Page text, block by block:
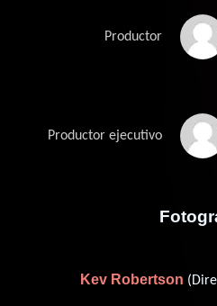
Productor
Productor ejecutivo
Kev Robertson